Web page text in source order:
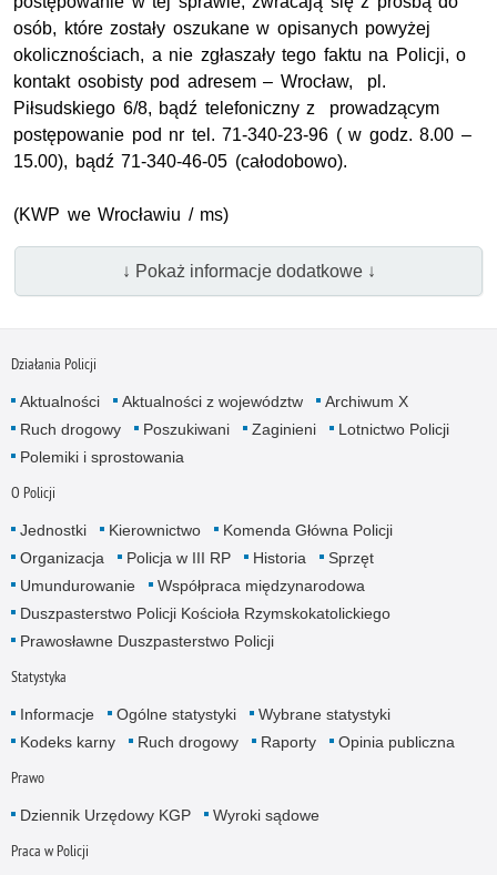
osób, które zostały oszukane w opisanych powyżej
okolicznościach, a nie zgłaszały tego faktu na Policji, o
kontakt osobisty pod adresem – Wrocław, pl.
Piłsudskiego 6/8, bądź telefoniczny z prowadzącym
postępowanie pod nr tel. 71-340-23-96 ( w godz. 8.00 –
15.00), bądź 71-340-46-05 (całodobowo).
(KWP we Wrocławiu / ms)
↓ Pokaż informacje dodatkowe ↓
Działania Policji
Aktualności Aktualności z województw
Archiwum X
Ruch drogowy
Poszukiwani Zaginieni
Lotnictwo Policji
Polemiki i sprostowania
O Policji
Jednostki Kierownictwo
Komenda Główna Policji
Organizacja
Policja w III RP Historia
Sprzęt
Umundurowanie
Współpraca międzynarodowa
Duszpasterstwo Policji Kościoła Rzymskokatolickiego
Prawosławne Duszpasterstwo Policji
Statystyka
Informacje Ogólne statystyki
Wybrane statystyki
Kodeks karny
Ruch drogowy Raporty Opinia publiczna
Prawo
Dziennik Urzędowy KGP Wyroki sądowe
Praca w Policji